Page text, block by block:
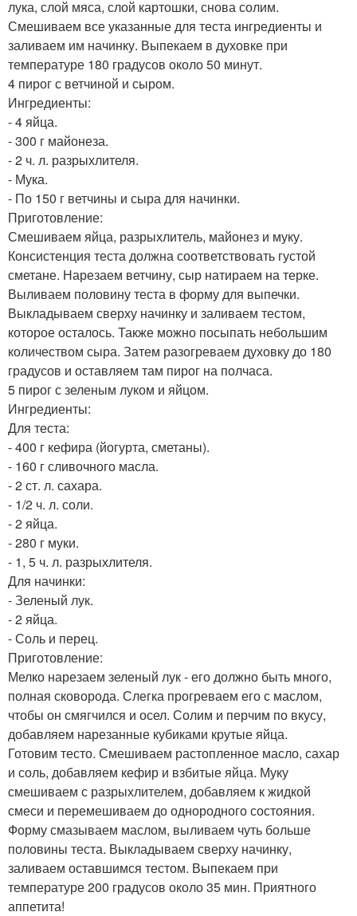
лука, слой мяса, слой картошки, снова солим.
Смешиваем все указанные для теста ингредиенты и
заливаем им начинку. Выпекаем в духовке при
температуре 180 градусов около 50 минут.
4 пирог с ветчиной и сыром.
Ингредиенты:
- 4 яйца.
- 300 г майонеза.
- 2 ч. л. разрыхлителя.
- Мука.
- По 150 г ветчины и сыра для начинки.
Приготовление:
Смешиваем яйца, разрыхлитель, майонез и муку.
Консистенция теста должна соответствовать густой
сметане. Нарезаем ветчину, сыр натираем на терке.
Выливаем половину теста в форму для выпечки.
Выкладываем сверху начинку и заливаем тестом,
которое осталось. Также можно посыпать небольшим
количеством сыра. Затем разогреваем духовку до 180
градусов и оставляем там пирог на полчаса.
5 пирог с зеленым луком и яйцом.
Ингредиенты:
Для теста:
- 400 г кефира (йогурта, сметаны).
- 160 г сливочного масла.
- 2 ст. л. сахара.
- 1/2 ч. л. соли.
- 2 яйца.
- 280 г муки.
- 1, 5 ч. л. разрыхлителя.
Для начинки:
- Зеленый лук.
- 2 яйца.
- Соль и перец.
Приготовление:
Мелко нарезаем зеленый лук - его должно быть много,
полная сковорода. Слегка прогреваем его с маслом,
чтобы он смягчился и осел. Солим и перчим по вкусу,
добавляем нарезанные кубиками крутые яйца.
Готовим тесто. Смешиваем растопленное масло, сахар
и соль, добавляем кефир и взбитые яйца. Муку
смешиваем с разрыхлителем, добавляем к жидкой
смеси и перемешиваем до однородного состояния.
Форму смазываем маслом, выливаем чуть больше
половины теста. Выкладываем сверху начинку,
заливаем оставшимся тестом. Выпекаем при
температуре 200 градусов около 35 мин. Приятного
аппетита!